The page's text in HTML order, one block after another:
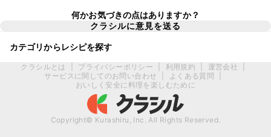
何かお気づきの点はありますか？
クラシルに意見を送る
カテゴリからレシピを探す
クラシルとは プライバシーポリシー 利用規約 運営会社
サービスに関してのお問い合わせ
よくある質問
おいしく安全に料理を楽しむために
Copyright© Kurashiru, Inc. All Rights Reserved.